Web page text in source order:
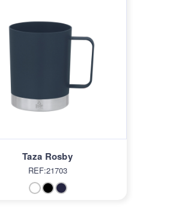
Taza Rosby
REF:21703